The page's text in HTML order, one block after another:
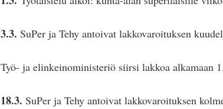
3.3. SuPer ja Tehy antoivat lakkovaroituksen
Työ- ja elinkeinoministeriö siirsi lakkoa alkamaan
18.3. SuPer ja Tehy antoivat lakkovaroituksen